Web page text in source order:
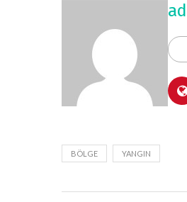
BÖLGE YANGIN